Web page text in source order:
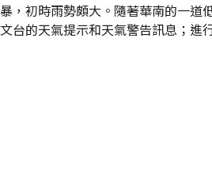
，初時雨勢頗大。隨著華南的一道
台的天氣提示和天氣警告訊息；進